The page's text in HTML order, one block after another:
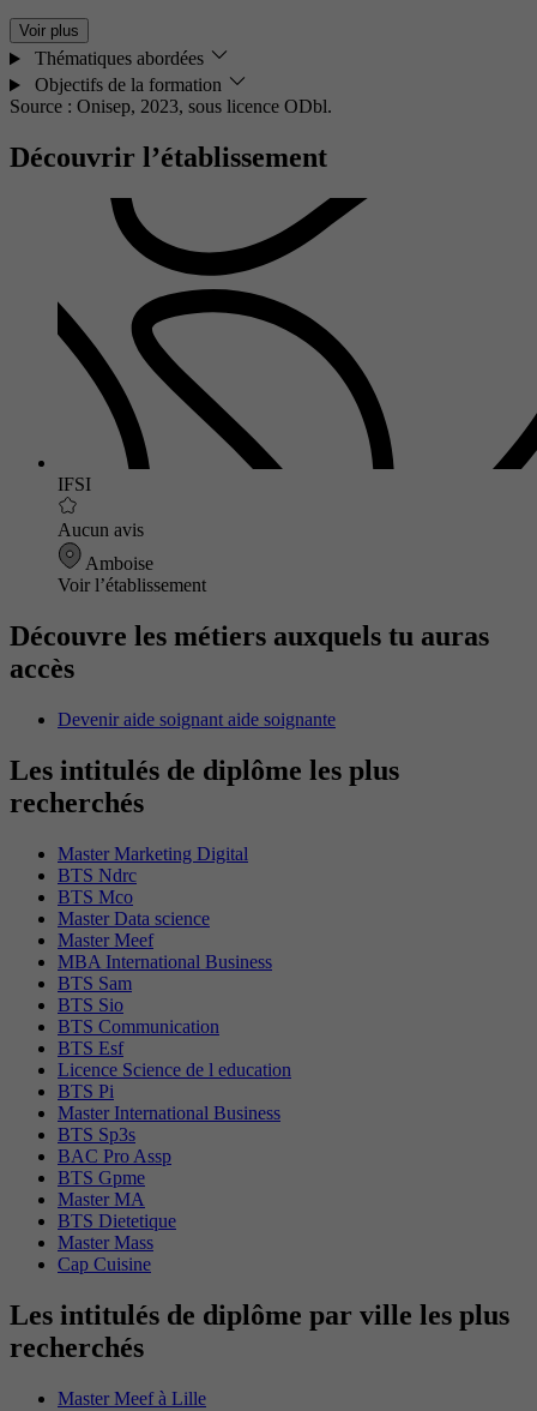
Voir plus
Thématiques abordées
Objectifs de la formation
Source : Onisep, 2023, sous licence ODbl.
Découvrir l’établissement
IFSI
Aucun avis
Amboise
Voir l’établissement
Découvre les métiers auxquels tu auras
accès
Devenir aide soignant aide soignante
Les intitulés de diplôme les plus
recherchés
Master Marketing Digital
BTS Ndrc
BTS Mco
Master Data science
Master Meef
MBA International Business
BTS Sam
BTS Sio
BTS Communication
BTS Esf
Licence Science de l education
BTS Pi
Master International Business
BTS Sp3s
BAC Pro Assp
BTS Gpme
Master MA
BTS Dietetique
Master Mass
Cap Cuisine
Les intitulés de diplôme par ville les plus
recherchés
Master Meef à Lille